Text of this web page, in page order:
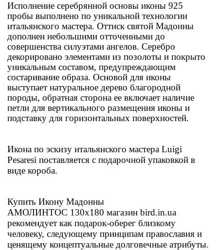
Исполнение серебрянной основы иконы 925
пробы выполнено по уникальной технологии
итальянского мастера. Оттиск святой Мадонны
дополнен небольшими отточенными до
совершенства силуэтами ангелов. Серебро
декорировано элементами из позолоты и покрыто
уникальным составом, предупреждающим
состаривание образа. Основой для иконы
выступает натуральное дерево благородной
породы, обратная сторона ее включает наличие
петли для вертикального размещения иконы и
подставку для горизонтальных поверхностей.
Икона по эскизу итальянского мастера Luigi
Pesaresi поставляется с подарочной упаковкой в
виде короба.
Купить Икону Мадонны
АМОЛИНТОС 130х180 магазин bird.in.ua
рекомендует как подарок-оберег близкому
человеку, следующему принципам православия и
ценящему концептуальные долговечные атрибуты.